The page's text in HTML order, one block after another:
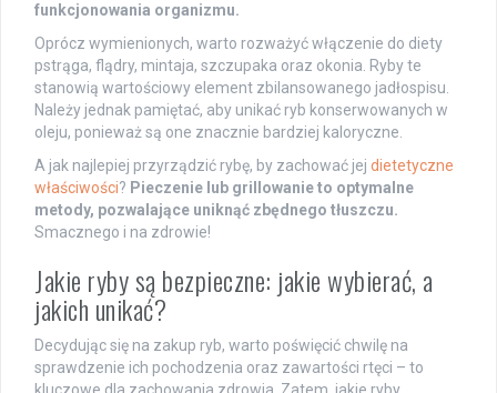
funkcjonowania organizmu.
Oprócz wymienionych, warto rozważyć włączenie do diety
pstrąga, flądry, mintaja, szczupaka oraz okonia. Ryby te
stanowią wartościowy element zbilansowanego jadłospisu.
Należy jednak pamiętać, aby unikać ryb konserwowanych w
oleju, ponieważ są one znacznie bardziej kaloryczne.
A jak najlepiej przyrządzić rybę, by zachować jej dietetyczne
właściwości? Pieczenie lub grillowanie to optymalne
metody, pozwalające uniknąć zbędnego tłuszczu.
Smacznego i na zdrowie!
Jakie ryby są bezpieczne: jakie wybierać, a
jakich unikać?
Decydując się na zakup ryb, warto poświęcić chwilę na
sprawdzenie ich pochodzenia oraz zawartości rtęci – to